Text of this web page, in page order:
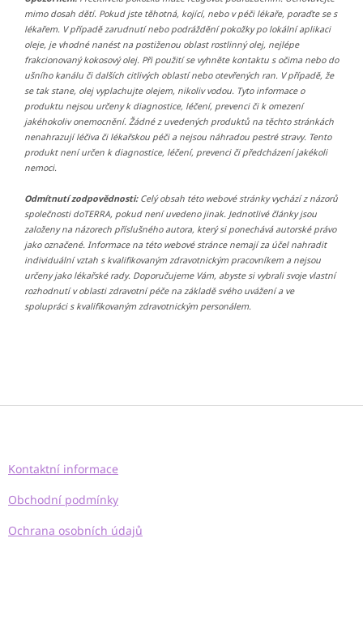
mimo dosah dětí. Pokud jste těhotná, kojící, nebo v péči lékaře, poraďte se s
lékařem. V případě zarudnutí nebo podráždění pokožky po lokální aplikaci
oleje, je vhodné nanést na postiženou oblast rostlinný olej, nejlépe
frakcionovaný kokosový olej. Při použití se vyhněte kontaktu s očima nebo do
ušního kanálu či dalších citlivých oblastí nebo otevřených ran. V případě, že
se tak stane, olej vyplachujte olejem, nikoliv vodou. Tyto informace o
produktu nejsou určeny k diagnostice, léčení, prevenci či k omezení
jakéhokoliv onemocnění. Žádné z uvedených produktů na těchto stránkách
nenahrazují léčiva či lékařskou péči a nejsou náhradou pestré stravy. Tento
produkt není určen k diagnostice, léčení, prevenci či předcházení jakékoli
nemoci.
Odmítnutí zodpovědnosti:Celý obsah této webové stránky vychází z názorů
společnosti doTERRA, pokud není uvedeno jinak. Jednotlivé články jsou
založeny na názorech příslušného autora, který si ponechává autorské právo
jako označené. Informace na této webové stránce nemají za účel nahradit
individuální vztah s kvalifikovaným zdravotnickým pracovníkem a nejsou
určeny jako lékařské rady. Doporučujeme Vám, abyste si vybrali svoje vlastní
rozhodnutí v oblasti zdravotní péče na základě svého uvážení a ve
spolupráci s kvalifikovaným zdravotnickým personálem.
Z
Kontaktní informace
Obchodní podmínky
Ochrana osobních údajů